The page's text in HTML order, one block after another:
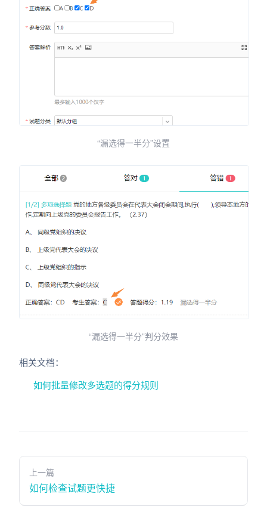
“漏选得一半分”设置
“漏选得一半分”判分效果
相关文档：
如何批量修改多选题的得分规则
上一篇
如何检查试题更快捷